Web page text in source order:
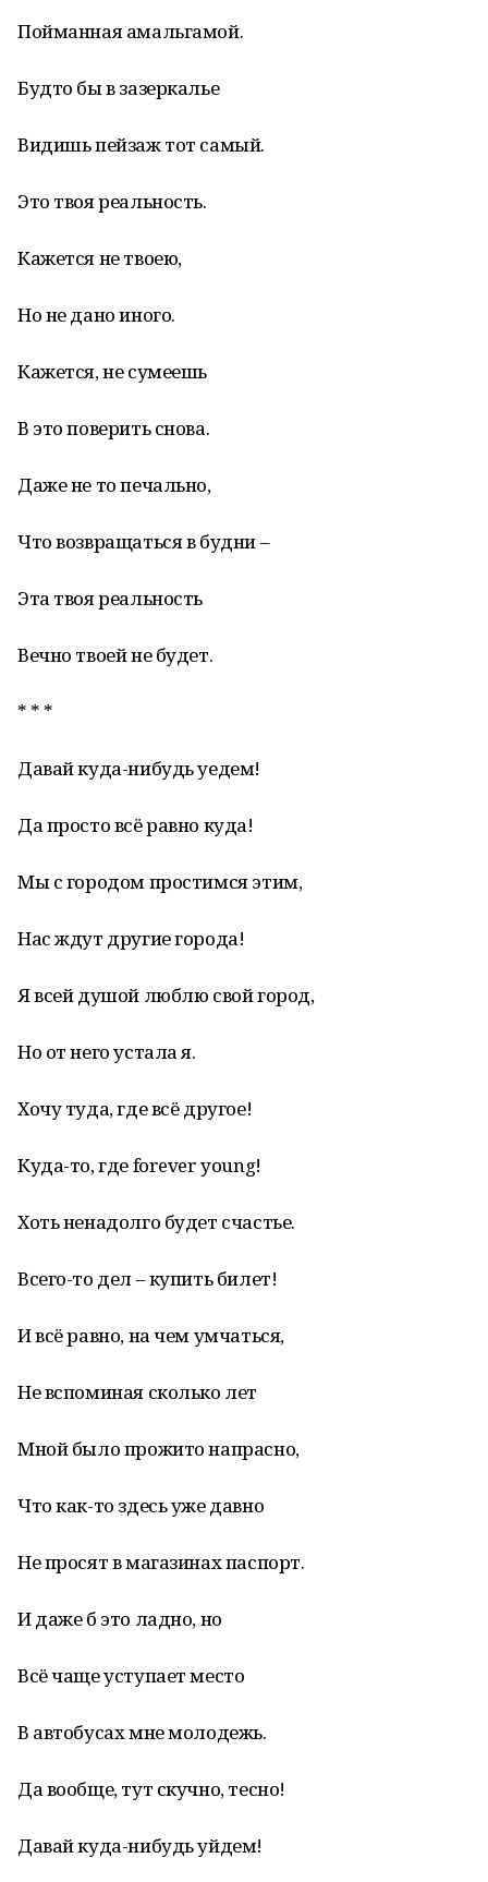
Пойманная амальгамой.
Будто бы в зазеркалье
Видишь пейзаж тот самый.
Это твоя реальность.
Кажется не твоею,
Но не дано иного.
Кажется, не сумеешь
В это поверить снова.
Даже не то печально,
Что возвращаться в будни –
Эта твоя реальность
Вечно твоей не будет.
* * *
Давай куда-нибудь уедем!
Да просто всё равно куда!
Мы с городом простимся этим,
Нас ждут другие города!
Я всей душой люблю свой город,
Но от него устала я.
Хочу туда, где всё другое!
Куда-то, где forever young!
Хоть ненадолго будет счастье.
Всего-то дел – купить билет!
И всё равно, на чем умчаться,
Не вспоминая сколько лет
Мной было прожито напрасно,
Что как-то здесь уже давно
Не просят в магазинах паспорт.
И даже б это ладно, но
Всё чаще уступает место
В автобусах мне молодежь.
Да вообще, тут скучно, тесно!
Давай куда-нибудь уйдем!